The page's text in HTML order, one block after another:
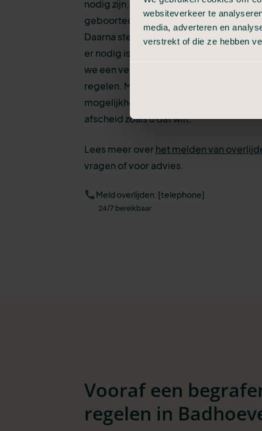
websiteverkeer te
media, adverteren en
verstrekt of die ze hebben
nodig zijn, zoals uw contactgegevens
geboortedatum van de persoon die is
Daarna stemmen we een aantal zaken
er nodig is voor het verzorgen en
we een vervolgafspraak om stap voor
regelen. Met heldere uitleg en inzicht in
mogelijkheden, zodat u weet wat de
afscheid zoals u dat wilt.
Lees meer overhet melden van
vragen of voor advies.
Meld overlijden: [telephone]
24/7 bereikbaar
Vooraf een
regelen in